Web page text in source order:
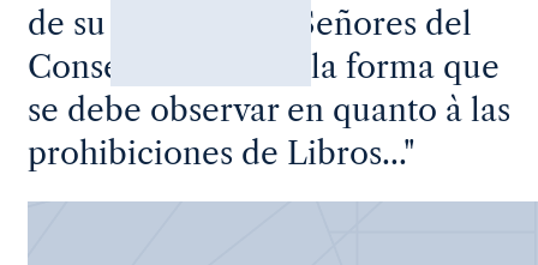
de su Magestad, y Señores del
Consejo, tocante a la forma que
se debe observar en quanto à las
prohibiciones de Libros..."